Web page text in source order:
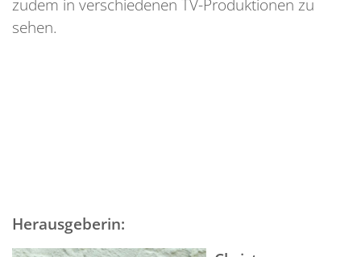
zudem in verschiedenen TV-Produktionen zu
sehen.
Herausgeberin: